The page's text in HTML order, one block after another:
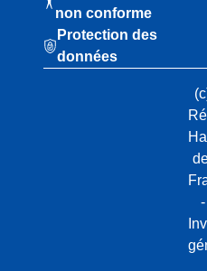
non conforme
Protection des
données
-